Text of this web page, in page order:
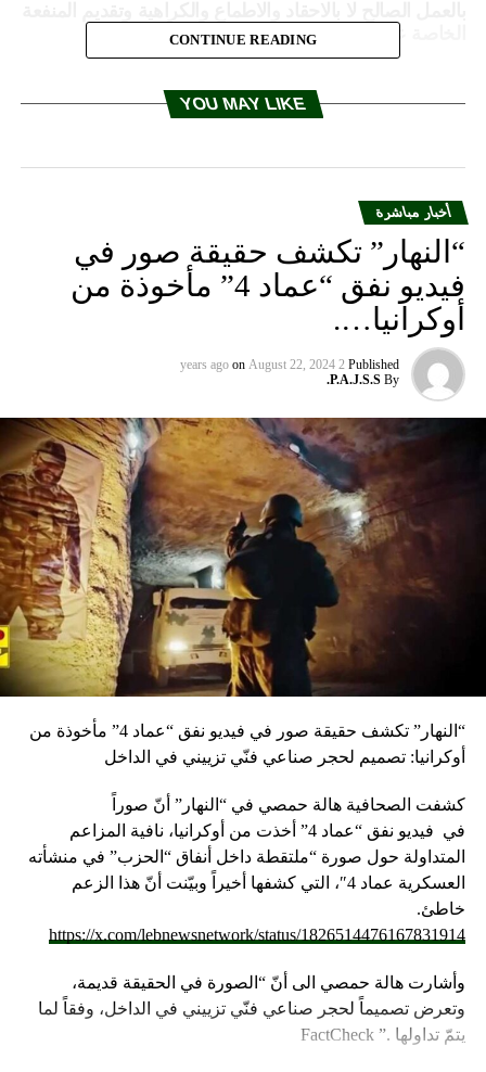
CONTINUE READING
YOU MAY LIKE
أخبار مباشرة
“النهار” تكشف حقيقة صور في
فيديو نفق “عماد 4” مأخوذة من
أوكرانيا….
Published
2 years ago
on August 22, 2024
By
P.A.J.S.S.
“النهار” تكشف حقيقة صور في فيديو نفق “عماد 4” مأخوذة من
أوكرانيا: تصميم لحجر صناعي فنّي تزييني في الداخل
كشفت الصحافية هالة حمصي في “النهار” أنّ صوراً
في فيديو
نفق “عماد 4” أخذت من أوكرانيا، نافية المزاعم
المتداولة حول صورة “ملتقطة داخل أنفاق “الحزب” في منشأته
العسكرية عماد 4″، التي كشفها أخيراً وبيّنت أنّ هذا الزعم
خاطئ.
https://x.com/lebnewsnetwork/status/1826514476167831914
وأشارت هالة حمصي الى أنّ “الصورة في الحقيقة قديمة،
وتعرض تصميماً لحجر صناعي فنّي تزييني في الداخل، وفقاً لما
يتمّ تداولها .” FactCheck